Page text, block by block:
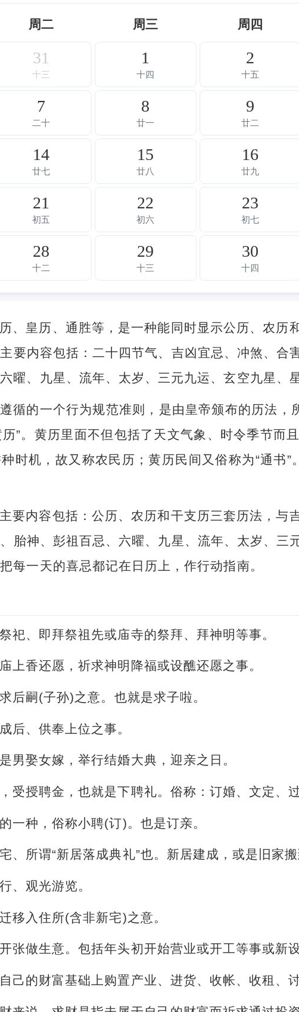
周二 周三 周四
31
十三
1
十四
2
十五
7
二十
8
廿一
9
廿二
14
廿七
15
廿八
16
廿九
21
初五
22
初六
23
初七
28
十二
29
十三
30
十四
、皇历、通胜等，是一种能同时显示公历、农历
要内容包括：二十四节气、吉凶宜忌、冲煞、
曜、九星、流年、太岁、三元九运、玄空九星、
循的一个行为规范准则，是由皇帝颁布的历法，
历”。黄历里面不但包括了天文气象、时令季节
时机，故又称农民历；黄历民间又俗称为“通书”
要内容包括：公历、农历和干支历三套历法，与
胎神、彭祖百忌、六曜、九星、流年、太岁、
每一天的喜忌都记在日历上，作行动指南。
祀、即拜祭祖先或庙寺的祭拜、拜神明等事。
上香还愿，祈求神明降福或设醮还愿之事。
后嗣(子孙)之意。也就是求子啦。
后、供奉上位之事。
男娶女嫁，举行结婚大典，迎亲之日。
受授聘金，也就是下聘礼。俗称：订婚、文定、
一种，俗称小聘(订)。也是订亲。
、所谓“新居落成典礼”也。新居建成，或是旧家
、观光游览。
移入住所(含非新宅)之意。
张做生意。包括年头初开始营业或开工等事或新
己的财富基础上购置产业、进货、收帐、收租、